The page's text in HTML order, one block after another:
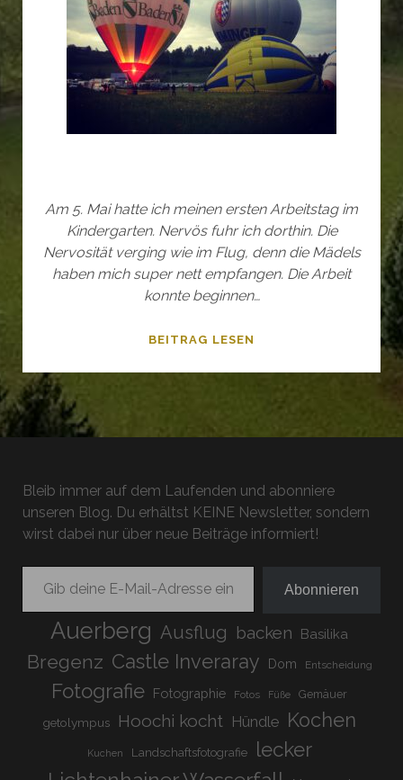
Am 5. Mai hatte ich meinen ersten Arbeitstag im
Kindergarten. Nervös fuhr ich dorthin. Die
Nervosität verging wie im Flug, denn die Mädels
haben mich super nett empfangen. Die Arbeit
konnte beginnen…
BEITRAG LESEN
Bleib immer auf dem Laufenden und abonniere
unseren Blog. Du erhältst KEINE Newsletter, sondern
wirst dabei nur über neue Beiträge informiert!
Gib deine E-Mail-Adresse ein ...
Abonnieren
Auerberg Ausflug backen Basilika
Bregenz Castle Inveraray Dom Entscheidung
Fotografie Fotographie Fotos Füße Gemäuer
getolympus Hoochi kocht Hündle Kochen
Kuchen Landschaftsfotografie lecker